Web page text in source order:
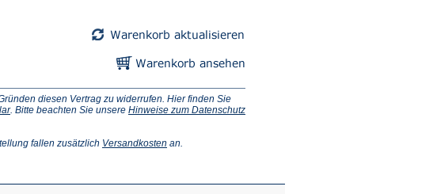
diesen Vertrag zu widerrufen. Hier finden Sie
(Öffnet
neuen
. Bitte beachten Sie unsere Hinweise zum Datenschutz
fallen zusätzlich Versandkosten (Öffnet
Tab)
an.